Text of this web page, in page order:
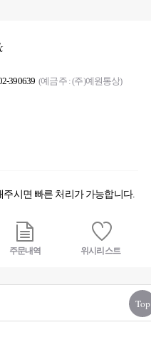
390639 (예금주 : (주)예원통상)
주시면 빠른 처리가 가능합니다.
주문내역 위시리스트
Top